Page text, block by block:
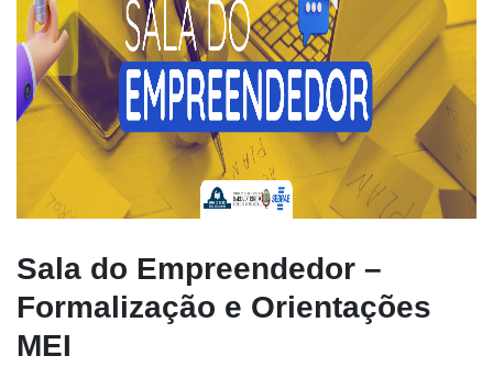
Sala do Empreendedor –
Formalização e Orientações
MEI